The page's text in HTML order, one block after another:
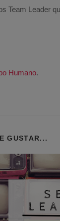
Team Leader
Humano.
GUSTAR...